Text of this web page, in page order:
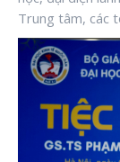
Trung tâm, các